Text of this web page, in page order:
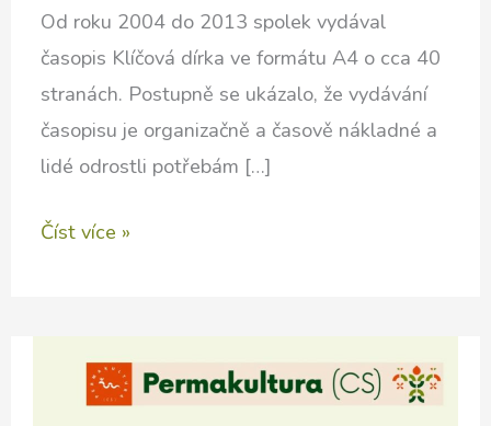
Od roku 2004 do 2013 spolek vydával
časopis Klíčová dírka ve formátu A4 o cca 40
stranách. Postupně se ukázalo, že vydávání
časopisu je organizačně a časově nákladné a
lidé odrostli potřebám […]
Klíče
vydavatelství
Číst více »